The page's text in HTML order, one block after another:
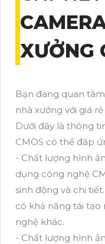
XƯỞNG
Bạn đang quan
nhà xưởng với giá
Dưới đây là thông
CMOS có thể đáp
- Chất lượng hình
dụng công nghệ
sinh động và chi
có khả năng tái tạo
nghệ khác.
- Chất lượng hình